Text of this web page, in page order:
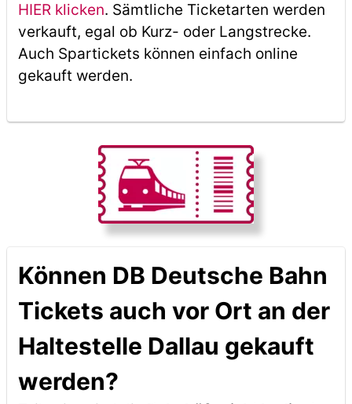
HIER klicken. Sämtliche Ticketarten werden
verkauft, egal ob Kurz- oder Langstrecke.
Auch Spartickets können einfach online
gekauft werden.
Können DB Deutsche Bahn
Tickets auch vor Ort an der
Haltestelle Dallau gekauft
werden?